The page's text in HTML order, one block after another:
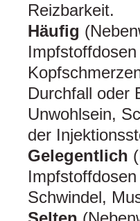
Reizbarkeit.
Häufig
Durchfall oder
Unwohlsein,
der
Gelegentlich
Schwindel,